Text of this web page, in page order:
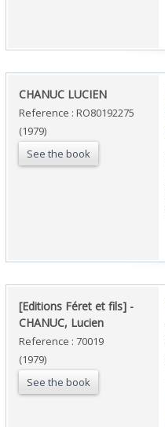
‎CHANUC LUCIEN‎
Reference : RO80192275
(1979)
See the book
‎[Editions Féret et fils] - ‎
‎CHANUC, Lucien ‎
Reference : 70019
(1979)
See the book